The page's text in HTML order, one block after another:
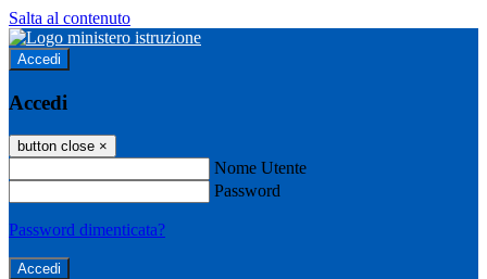
Salta al contenuto
Accedi
Accedi
button close ×
Nome Utente
Password
Password dimenticata?